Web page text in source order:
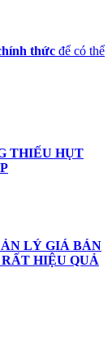
thức để có thể
THIẾU HỤT
LÝ GIÁ BÁN
HIỆU QUẢ